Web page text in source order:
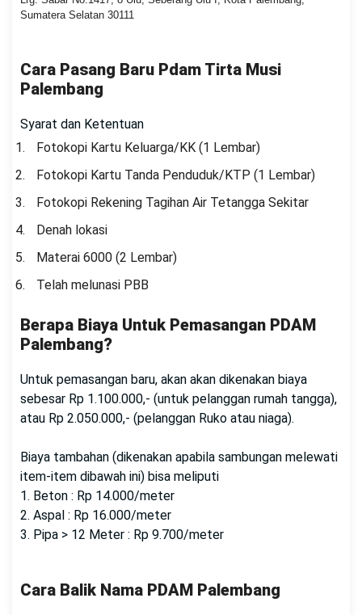
Sumatera Selatan 30111
Cara Pasang Baru Pdam Tirta Musi
Palembang
Syarat dan Ketentuan
Fotokopi Kartu Keluarga/KK (1 Lembar)
Fotokopi Kartu Tanda Penduduk/KTP (1 Lembar)
Fotokopi Rekening Tagihan Air Tetangga Sekitar
Denah lokasi
Materai 6000 (2 Lembar)
Telah melunasi PBB
Berapa Biaya Untuk Pemasangan PDAM
Palembang?
Untuk pemasangan baru, akan akan dikenakan biaya
sebesar Rp 1.100.000,- (untuk pelanggan rumah tangga),
atau Rp 2.050.000,- (pelanggan Ruko atau niaga).
Biaya tambahan (dikenakan apabila sambungan melewati
item-item dibawah ini) bisa meliputi
1. Beton : Rp 14.000/meter
2. Aspal : Rp 16.000/meter
3. Pipa > 12 Meter : Rp 9.700/meter
Cara Balik Nama PDAM Palembang